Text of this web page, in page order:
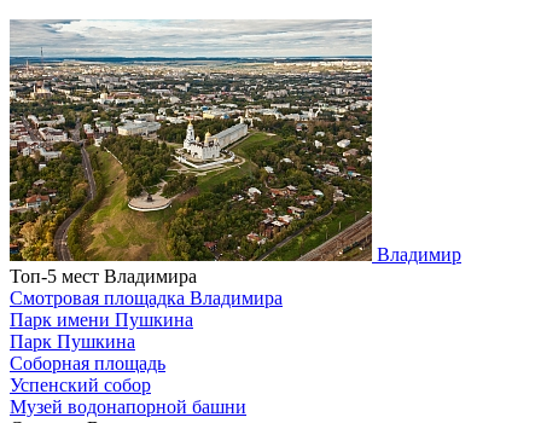
Владимир
Топ-5 мест Владимира
Смотровая площадка Владимира
Парк имени Пушкина
Парк Пушкина
Соборная площадь
Успенский собор
Музей водонапорной башни